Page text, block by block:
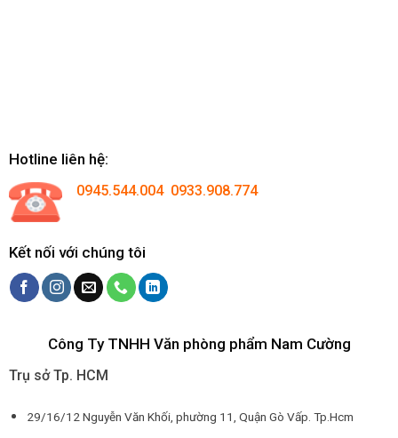
Hotline liên hệ:
0945.544.004 0933.908.774
Kết nối với chúng tôi
Công Ty TNHH Văn phòng phẩm Nam Cường
Trụ sở Tp. HCM
29/16/12 Nguyễn Văn Khối, phường 11, Quận Gò Vấp. Tp.Hcm